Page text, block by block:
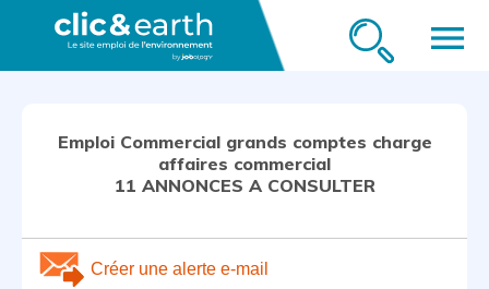
menu
Emploi Commercial grands comptes charge
affaires commercial
11 ANNONCES A CONSULTER
Créer une alerte e-mail